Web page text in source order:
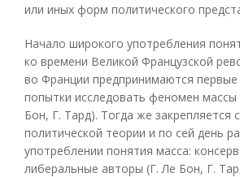
или иных форм политического
Начало широкого употребления
ко времени Великой Французской
во Франции предпринимаются первые
попытки исследовать феномен массы
Бон, Г. Тард). Тогда же закрепляется
политической теории и по сей день
употреблении понятия масса:
либеральные авторы (Г. Ле Бон, Г.